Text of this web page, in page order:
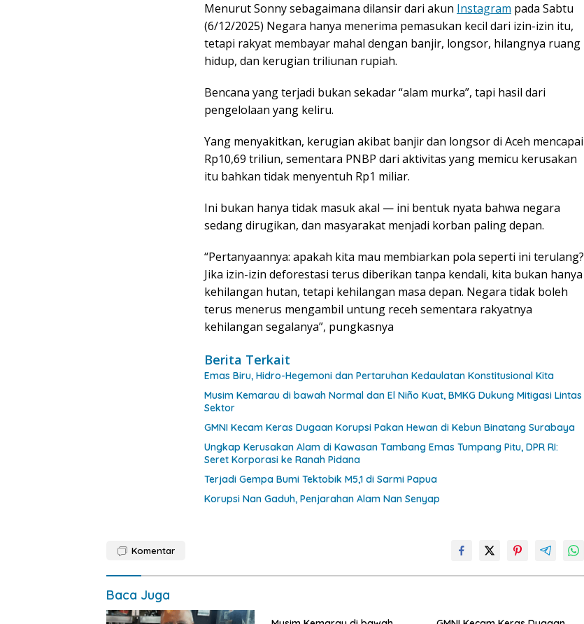
Menurut Sonny sebagaimana dilansir dari akun Instagram pada Sabtu
(6/12/2025) Negara hanya menerima pemasukan kecil dari izin-izin itu,
tetapi rakyat membayar mahal dengan banjir, longsor, hilangnya ruang
hidup, dan kerugian triliunan rupiah.
Bencana yang terjadi bukan sekadar “alam murka”, tapi hasil dari
pengelolaan yang keliru.
Yang menyakitkan, kerugian akibat banjir dan longsor di Aceh mencapai
Rp10,69 triliun, sementara PNBP dari aktivitas yang memicu kerusakan
itu bahkan tidak menyentuh Rp1 miliar.
Ini bukan hanya tidak masuk akal — ini bentuk nyata bahwa negara
sedang dirugikan, dan masyarakat menjadi korban paling depan.
“Pertanyaannya: apakah kita mau membiarkan pola seperti ini terulang?
Jika izin-izin deforestasi terus diberikan tanpa kendali, kita bukan hanya
kehilangan hutan, tetapi kehilangan masa depan. Negara tidak boleh
terus menerus mengambil untung receh sementara rakyatnya
kehilangan segalanya”, pungkasnya
Berita Terkait
Emas Biru, Hidro-Hegemoni dan Pertaruhan Kedaulatan Konstitusional Kita
Musim Kemarau di bawah Normal dan El Niño Kuat, BMKG Dukung Mitigasi Lintas
Sektor
GMNI Kecam Keras Dugaan Korupsi Pakan Hewan di Kebun Binatang Surabaya
Ungkap Kerusakan Alam di Kawasan Tambang Emas Tumpang Pitu, DPR RI:
Seret Korporasi ke Ranah Pidana
Terjadi Gempa Bumi Tektobik M5,1 di Sarmi Papua
Korupsi Nan Gaduh, Penjarahan Alam Nan Senyap
Komentar
Baca Juga